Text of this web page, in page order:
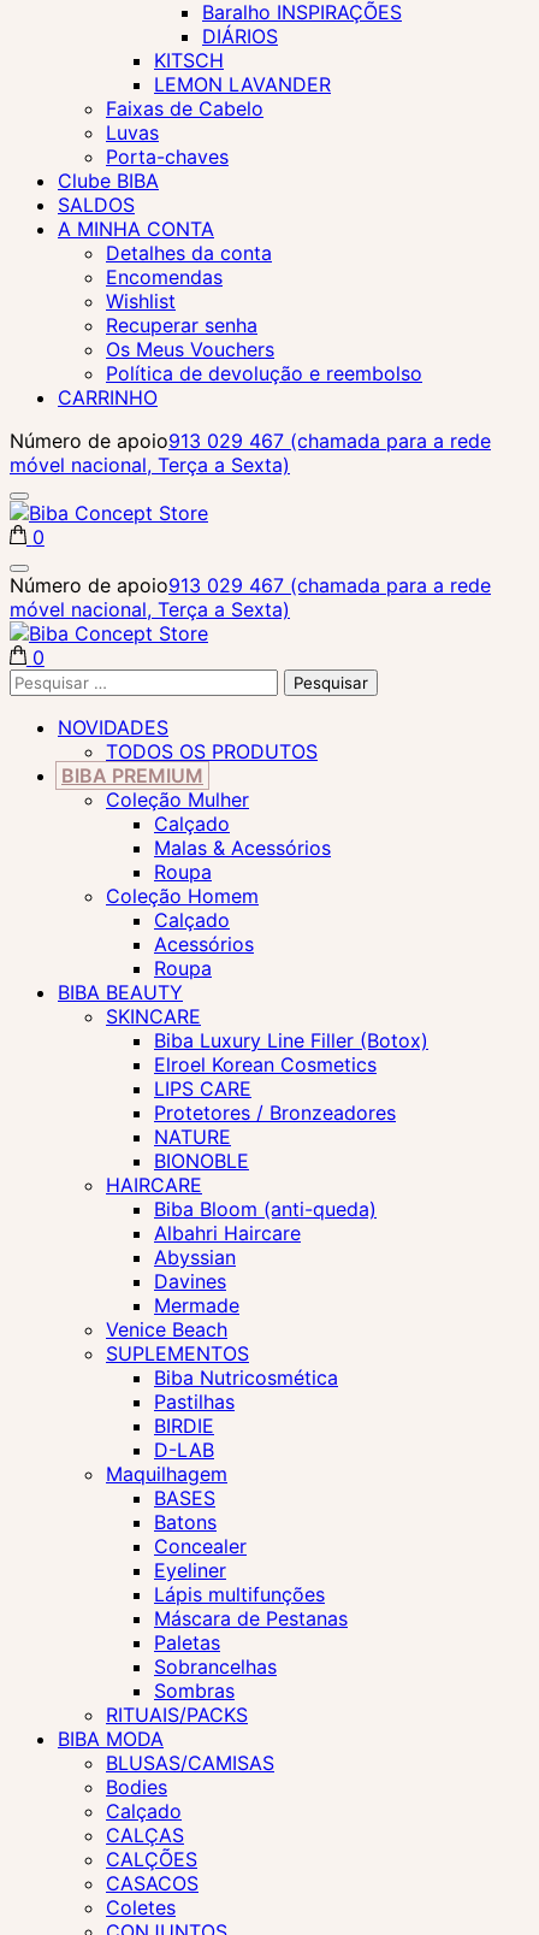
Baralho INSPIRAÇÕES
DIÁRIOS
KITSCH
LEMON LAVANDER
Faixas de Cabelo
Luvas
Porta-chaves
Clube BIBA
SALDOS
A MINHA CONTA
Detalhes da conta
Encomendas
Wishlist
Recuperar senha
Os Meus Vouchers
Política de devolução e reembolso
CARRINHO
Número de apoio913 029 467 (chamada para a rede
móvel nacional, Terça a Sexta)
Biba Concept Store
0
Número de apoio913 029 467 (chamada para a rede
móvel nacional, Terça a Sexta)
Biba Concept Store
0
Pesquisar
NOVIDADES
TODOS OS PRODUTOS
BIBA PREMIUM
Coleção Mulher
Calçado
Malas & Acessórios
Roupa
Coleção Homem
Calçado
Acessórios
Roupa
BIBA BEAUTY
SKINCARE
Biba Luxury Line Filler (Botox)
Elroel Korean Cosmetics
LIPS CARE
Protetores / Bronzeadores
NATURE
BIONOBLE
HAIRCARE
Biba Bloom (anti-queda)
Albahri Haircare
Abyssian
Davines
Mermade
Venice Beach
SUPLEMENTOS
Biba Nutricosmética
Pastilhas
BIRDIE
D-LAB
Maquilhagem
BASES
Batons
Concealer
Eyeliner
Lápis multifunções
Máscara de Pestanas
Paletas
Sobrancelhas
Sombras
RITUAIS/PACKS
BIBA MODA
BLUSAS/CAMISAS
Bodies
Calçado
CALÇAS
CALÇÕES
CASACOS
Coletes